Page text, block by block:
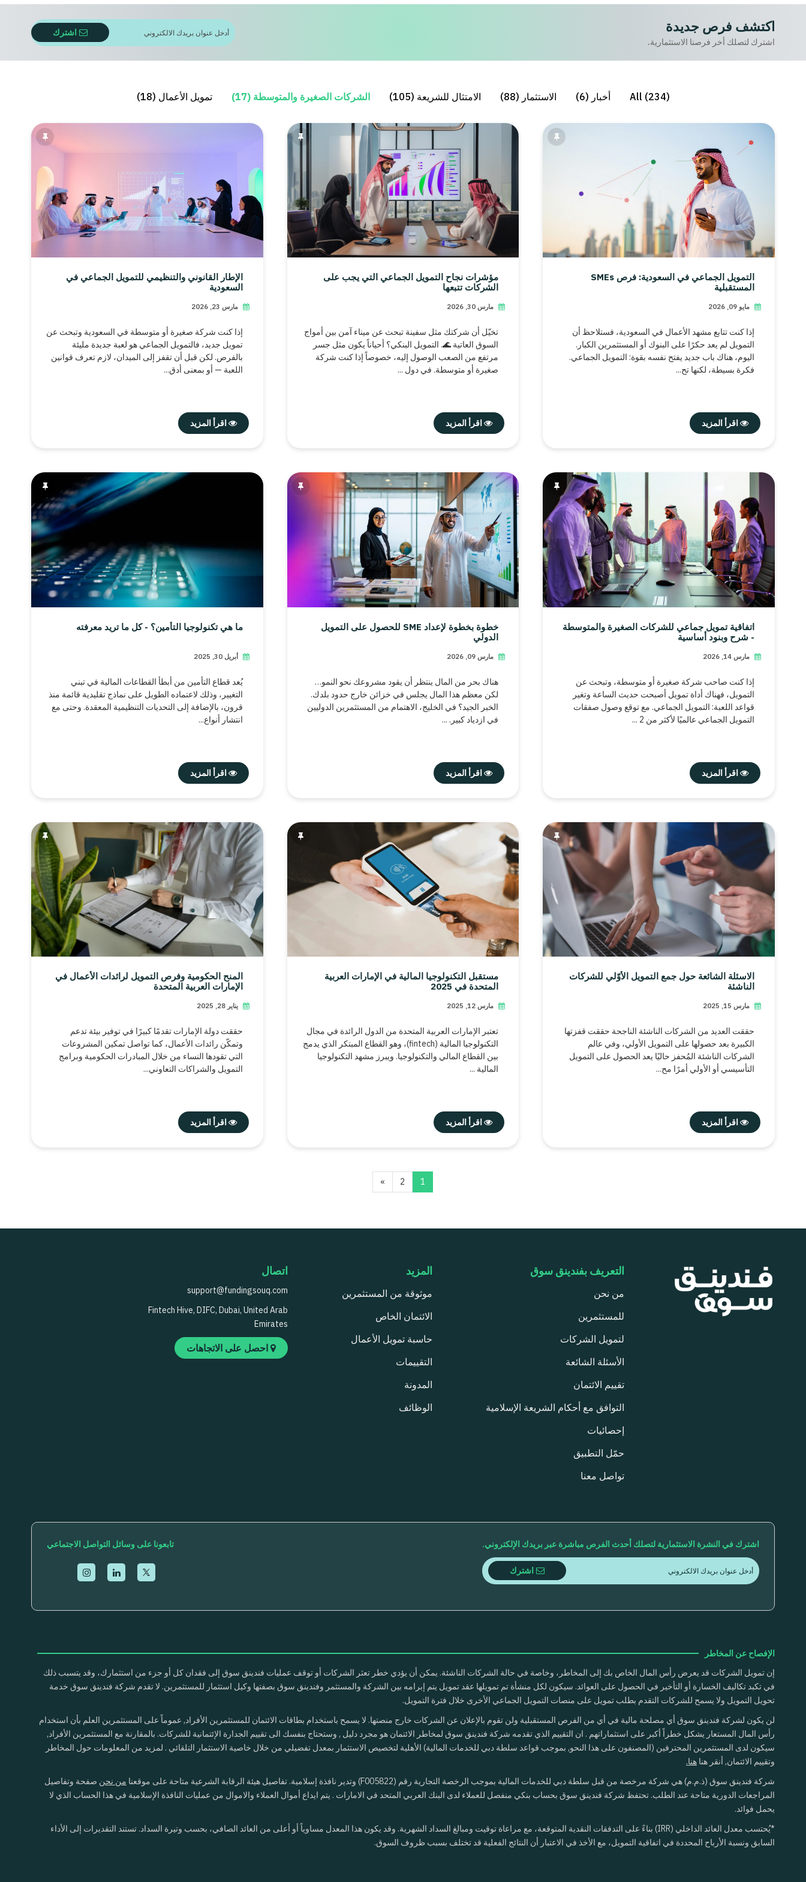
اشترك اكتشف فرص جديدة
اشترك لتصلك أخر فرصنا الاستثمارية.
All (234) أخبار (6) الاستثمار (88) الامتثال للشريعة (105) الشركات الصغيرة والمتوسطة (17) تمويل الأعمال (18)
التمويل الجماعي في السعودية: فرص SMEs
المستقبلية
مايو 09, 2026
إذا كنت تتابع مشهد الأعمال في السعودية، فستلاحظ أن
التمويل لم يعد حكرًا على البنوك أو المستثمرين الكبار.
اليوم، هناك باب جديد يفتح نفسه بقوة: التمويل الجماعي.
فكرة بسيطة، لكنها تح...
اقرأ المزيد
مؤشرات نجاح التمويل الجماعي التي يجب على
الشركات تتبعها
مارس 30, 2026
تخيّل أن شركتك مثل سفينة تبحث عن ميناء آمن بين أمواج
السوق العاتية 🌊. التمويل البنكي؟ أحياناً يكون مثل جسر
مرتفع من الصعب الوصول إليه، خصوصاً إذا كنت شركة
صغيرة أو متوسطة. في دول ...
اقرأ المزيد
الإطار القانوني والتنظيمي للتمويل الجماعي في
السعودية
مارس 23, 2026
إذا كنت شركة صغيرة أو متوسطة في السعودية وتبحث عن
تمويل جديد، فالتمويل الجماعي هو لعبة جديدة مليئة
بالفرص. لكن قبل أن تقفز إلى الميدان، لازم تعرف قوانين
اللعبة — أو بمعنى أدق...
اقرأ المزيد
اتفاقية تمويل جماعي للشركات الصغيرة والمتوسطة
- شرح وبنود أساسية
مارس 14, 2026
إذا كنت صاحب شركة صغيرة أو متوسطة، وتبحث عن
التمويل، فهناك أداة تمويل أصبحت حديث الساعة وتغير
قواعد اللعبة: التمويل الجماعي. مع توقع وصول صفقات
التمويل الجماعي عالميًا لأكثر من 2 ...
اقرأ المزيد
خطوة بخطوة لإعداد SME للحصول على التمويل
الدولي
مارس 09, 2026
هناك بحر من المال ينتظر أن يقود مشروعك نحو النمو…
لكن معظم هذا المال يجلس في خزائن خارج حدود بلدك.
الخبر الجيد؟ في الخليج، الاهتمام من المستثمرين الدوليين
في ازدياد كبير. ...
اقرأ المزيد
ما هي تكنولوجيا التأمين؟ - كل ما تريد معرفته
أبريل 30, 2025
يُعد قطاع التأمين من أبطأ القطاعات المالية في تبني
التغيير، وذلك لاعتماده الطويل على نماذج تقليدية قائمة منذ
قرون، بالإضافة إلى التحديات التنظيمية المعقدة. وحتى مع
انتشار أنواع...
اقرأ المزيد
الاسئلة الشائعة حول جمع التمويل الأوّلي للشركات
الناشئة
مارس 15, 2025
حققت العديد من الشركات الناشئة الناجحة حققت قفزتها
الكبيرة بعد حصولها على التمويل الأولي، وفي عالم
الشركات الناشئة المُحفز حاليًا يعد الحصول على التمويل
التأسيسي أو الأولي أمرًا مح...
اقرأ المزيد
مستقبل التكنولوجيا المالية في الإمارات العربية
المتحدة في 2025
مارس 12, 2025
تعتبر الإمارات العربية المتحدة من الدول الرائدة في مجال
التكنولوجيا المالية (fintech)، وهو القطاع المبتكر الذي يدمج
بين القطاع المالي والتكنولوجيا. ويبرز مشهد التكنولوجيا
المالية ...
اقرأ المزيد
المنح الحكومية وفرص التمويل لرائدات الأعمال في
الإمارات العربية المتحدة
يناير 28, 2025
حققت دولة الإمارات تقدمًا كبيرًا في توفير بيئة تدعم
وتمكّن رائدات الأعمال، كما تواصل تمكين المشروعات
التي تقودها النساء من خلال المبادرات الحكومية وبرامج
التمويل والشراكات التعاوني...
اقرأ المزيد
1
2
»
التعريف بفندينق سوق
من نحن
للمستثمرين
لتمويل الشركات
الأسئلة الشائعة
تقييم الائتمان
التوافق مع أحكام الشريعة الإسلامية
إحصائيات
حمّل التطبيق
تواصل معنا
المزيد
موثوقة من المستثمرين
الائتمان الخاص
حاسبة تمويل الأعمال
التقييمات
المدونة
الوظائف
اتصال
support@fundingsouq.com
Fintech Hive, DIFC, Dubai, United Arab
Emirates
احصل على الاتجاهات
اشترك في النشرة الاستثمارية لتصلك أحدث الفرص مباشرة عبر بريدك الإلكتروني.
اشترك
تابعونا على وسائل التواصل الاجتماعي
الإفصاح عن المخاطر
إن تمويل الشركات قد يعرض رأس المال الخاص بك إلى المخاطر، وخاصة في حالة الشركات الناشئة. يمكن أن يؤدي خطر تعثر الشركات أو توقف عمليات فندينق سوق إلى فقدان كل أو جزء من استثمارك، وقد يتسبب ذلك
في تكبد تكاليف الخسارة أو التأخير في الحصول على العوائد. سيكون لكل منشأة تم تمويلها عقد تمويل يتم إبرامه بين الشركة والمستثمر وفندينق سوق بصفتها وكيل استثمار للمستثمرين. لا تقدم شركة فندينق سوق خدمة
تحويل التمويل ولا يسمح للشركات التقدم بطلب تمويل على منصات التمويل الجماعي الأخرى خلال فترة التمويل.
لن يكون لشركة فندينق سوق أي مصلحة مالية في أي من الفرص المستقبلية ولن تقوم بالإعلان عن الشركات خارج منصتها. لا يسمح باستخدام بطاقات الائتمان للمستثمرين الأفراد, عموماً على المستثمرين العلم بأن استخدام
رأس المال المستعار يشكل خطراً أكبر على استثماراتهم . ان التقييم الذي تقدمه شركة فندينق سوق لمخاطر الائتمان هو مجرد دليل , وستحتاج بنفسك الى تقييم الجدارة الإئتمانية للشركات. بالمقارنة مع المستثمرين الأفراد,
سيكون لدى المستثمرين المحترفين (المصنفون على هذا النحو, بموجب قواعد سلطة دبي للخدمات المالية) الأهلية لتخصيص الاستثمار بمعدل تفضيلي من خلال خاصية الاستثمار التلقائي . لمزيد من المعلومات حول المخاطر
وتقييم الائتمان, أنقر هنا هنا.
شركة فندينق سوق (ذ.م.م) هي شركة مرخصة من قبل سلطة دبي للخدمات المالية بموجب الرخصة التجارية رقم (F005822) وتدير نافذة إسلامية. تفاصيل هيئة الرقابة الشرعية متاحة على موقعنا
من نحن صفحة وتفاصيل
المراجعات الدورية متاحة عند الطلب. تحتفظ شركة فندينق سوق بحساب بنكي منفصل للعملاء لدى البنك العربي المتحد في الامارات . يتم ايداع أموال العملاء والاموال من عمليات النافذة الإسلامية في هذا الحساب الذي لا
يحمل فوائد.
*يُحتسب معدل العائد الداخلي (IRR) بناءً على التدفقات النقدية المتوقعة، مع مراعاة توقيت ومبالغ السداد الشهرية. وقد يكون هذا المعدل مساوياً أو أعلى من العائد الصافي، بحسب وتيرة السداد. تستند التقديرات إلى الأداء
السابق ونسبة الأرباح المحددة في اتفاقية التمويل، مع الأخذ في الاعتبار أن النتائج الفعلية قد تختلف بسبب ظروف السوق.